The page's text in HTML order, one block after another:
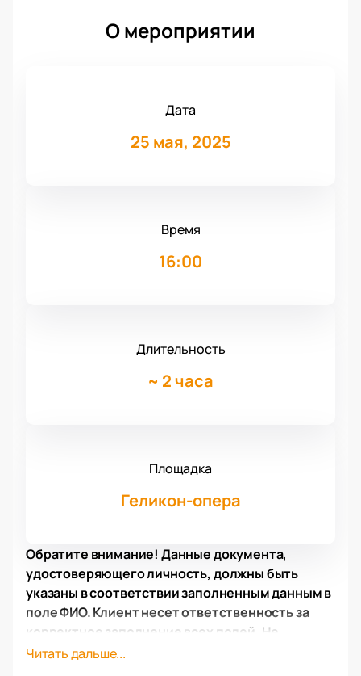
О мероприятии
Дата
25 мая, 2025
Время
16:00
Длительность
~ 2 часа
Площадка
Геликон-опера
Обратите внимание! Данные документа,
удостоверяющего личность, должны быть
указаны в соответствии заполненным данным в
поле ФИО. Клиент несет ответственность за
корректное заполнение всех полей. Не
забудьте взять документ с собой!
Читать дальше...